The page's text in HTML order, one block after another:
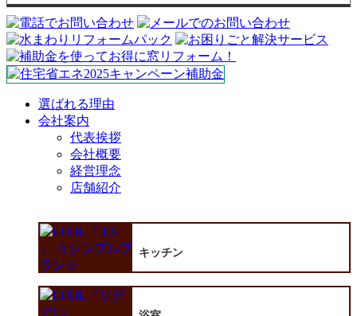
選ばれる理由
会社案内
代表挨拶
会社概要
経営理念
店舗紹介
キッチン